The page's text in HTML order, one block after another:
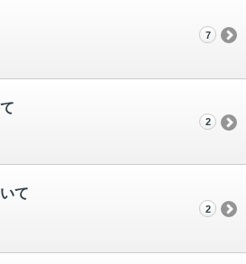
7
2
て
2